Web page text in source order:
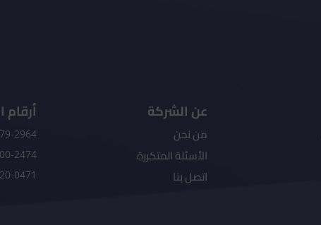
عن الشركة
من نحن
الأسئلة المتكررة
اتصل بنا
أرقام
2964+
2474+
0471+